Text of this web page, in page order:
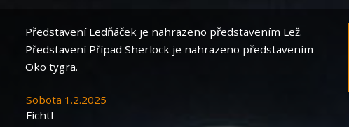
Představení Ledňáček je nahrazeno představením Lež.
Představení Případ Sherlock je nahrazeno představením
Oko tygra.
Sobota 1.2.2025
Fichtl